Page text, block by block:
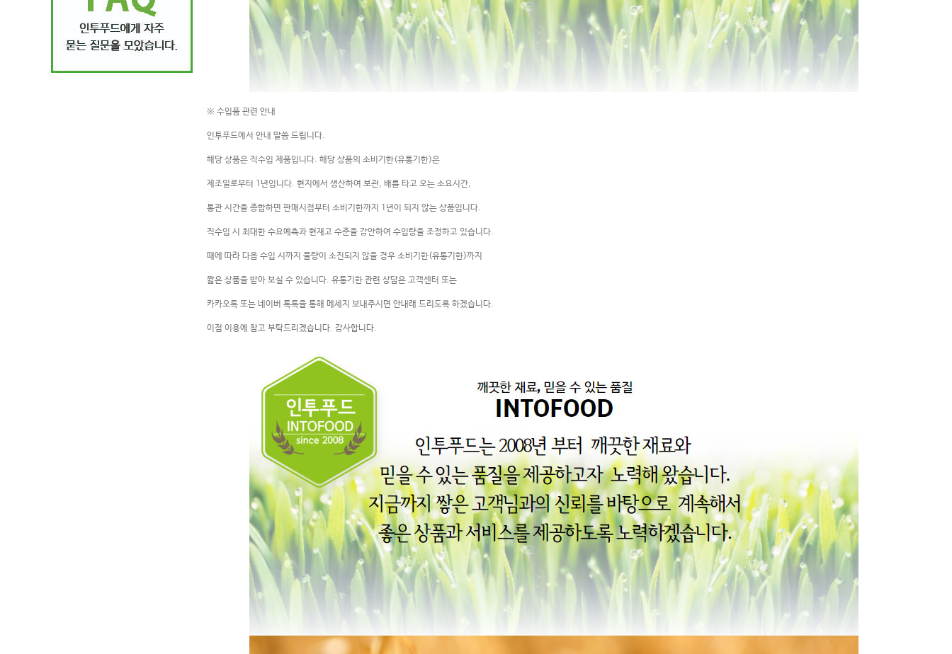
※ 수입품 관련 안내
인투푸드에서 안내 말씀 드립니다.
해당 상품은 직수입 제품입니다. 해당 상품의 소비기한(유통기한)은
제조일로부터 1년입니다. 현지에서 생산하여 보관, 배를 타고 오는 소요시간,
통관 시간을 종합하면 판매시점부터 소비기한까지 1년이 되지 않는 상품입니다.
직수입 시 최대한 수요예측과 현재고 수준을 감안하여 수입량을 조정하고 있습니다.
때에 따라 다음 수입 시까지 물량이 소진되지 않을 경우 소비기한(유통기한)까지
짧은 상품을 받아 보실 수 있습니다. 유통기한 관련 상담은 고객센터 또는
카카오톡 또는 네이버 톡톡을 통해 메세지 보내주시면 안내래 드리도록 하겠습니다.
이점 이용에 참고 부탁드리겠습니다. 감사합니다.